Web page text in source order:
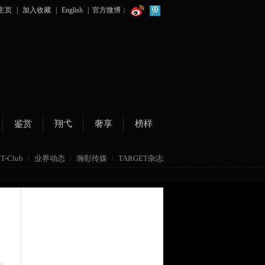
页 加入收藏 English 官方微博：
鉴赏 翔弋 奢享 榜样
T-Club 业界动态 瀚彰传媒 TARGET杂志